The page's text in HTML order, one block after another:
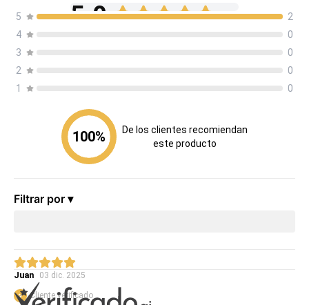
5.0
5
2
4
0
3
0
2
0
1
0
100%
De los clientes recomiendan
este producto
Filtrar por ▾
Juan 03 dic. 2025
Cliente verificado